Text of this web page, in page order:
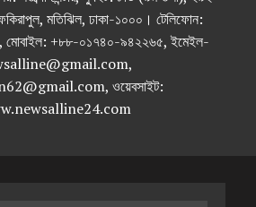
মতিঝিল, ঢাকা-১০০০। টেলিফোন:
+৮৮-০১৭৪০-৯৪২২৬৫, ইমেইল-
ওয়েবসাইট: